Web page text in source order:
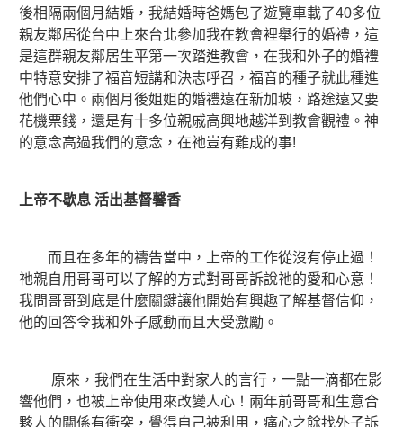
後相隔兩個月結婚，我結婚時爸媽包了遊覽車載了40多位
親友鄰居從台中上來台北參加我在教會裡舉行的婚禮，這
是這群親友鄰居生平第一次踏進教會，在我和外子的婚禮
中特意安排了福音短講和決志呼召，福音的種子就此種進
他們心中。兩個月後姐姐的婚禮遠在新加坡，路途遠又要
花機票錢，還是有十多位親戚高興地越洋到教會觀禮。神
的意念高過我們的意念，在祂豈有難成的事!
上帝不歇息 活出基督馨香
而且在多年的禱告當中，上帝的工作從沒有停止過！
祂親自用哥哥可以了解的方式對哥哥訴說祂的愛和心意！
我問哥哥到底是什麼關鍵讓他開始有興趣了解基督信仰，
他的回答令我和外子感動而且大受激勵。
原來，我們在生活中對家人的言行，一點一滴都在影
響他們，也被上帝使用來改變人心！兩年前哥哥和生意合
夥人的關係有衝突，覺得自己被利用，痛心之餘找外子訴